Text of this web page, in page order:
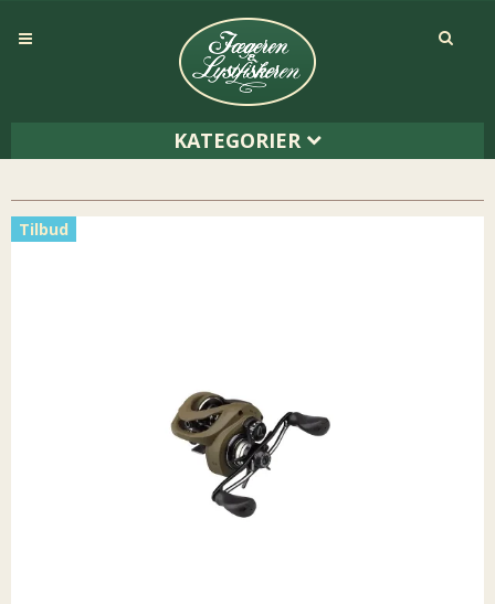
KATEGORIER
Tilbud